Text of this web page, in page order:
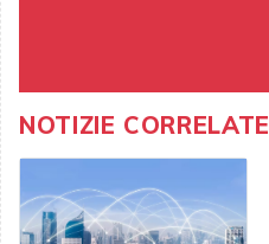
NOTIZIE CORRELATE